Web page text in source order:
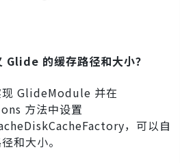
Glide 的缓存路径和大小？
现 GlideModule 并在
方法中设置
，可以自
和大小。